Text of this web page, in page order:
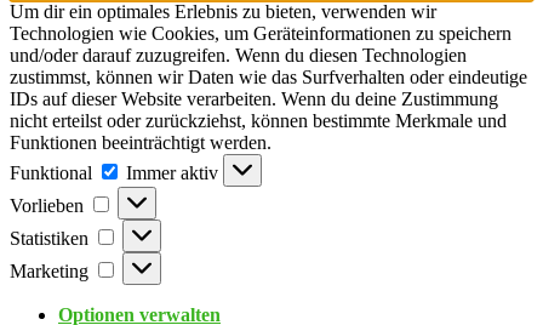
Um dir ein optimales Erlebnis zu bieten, verwenden wir
Technologien wie Cookies, um Geräteinformationen zu speichern
und/oder darauf zuzugreifen. Wenn du diesen Technologien
zustimmst, können wir Daten wie das Surfverhalten oder eindeutige
IDs auf dieser Website verarbeiten. Wenn du deine Zustimmung
nicht erteilst oder zurückziehst, können bestimmte Merkmale und
Funktionen beeinträchtigt werden.
Funktional
Immer aktiv
Vorlieben
Statistiken
Marketing
Optionen verwalten